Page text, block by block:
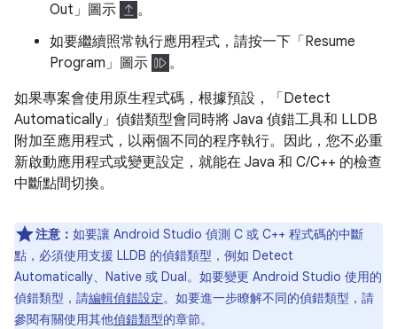
Out」 圖示
。
如要繼續照常執行應用程式，請按一下「Resume
Program」圖示
。
如果專案會使用原生程式碼，根據預設，「Detect
Automatically」偵錯類型會同時將 Java 偵錯工具和 LLDB
附加至應用程式，以兩個不同的程序執行。因此，您不必重
新啟動應用程式或變更設定，就能在 Java 和 C/C++ 的檢查
中斷點間切換。
注意： 如要讓 Android Studio 偵測 C 或 C++ 程式碼的中斷
點，必須使用支援 LLDB 的偵錯類型，例如 Detect
Automatically、Native 或 Dual。如要變更 Android Studio 使用的
偵錯類型，請編輯偵錯設定。如要進一步瞭解不同的偵錯類型，請
參閱有關使用其他偵錯類型的章節。